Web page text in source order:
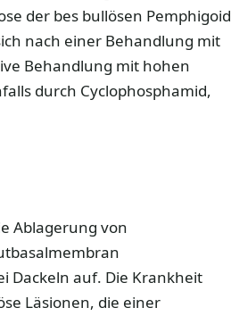
der bes bullösen Pemphigoid
nach einer Behandlung mit
Behandlung mit hohen
durch Cyclophosphamid,
Ablagerung von
Dackeln auf. Die Krankheit
Läsionen, die einer